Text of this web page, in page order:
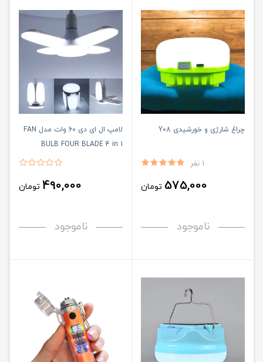
چراغ شارژی و خورشیدی Y08
1 نفر
575,000 تومان
ناموجود
لامپ ال ای دی 60 وات مدل FAN
BULB FOUR BLADE 4 in 1
490,000 تومان
ناموجود